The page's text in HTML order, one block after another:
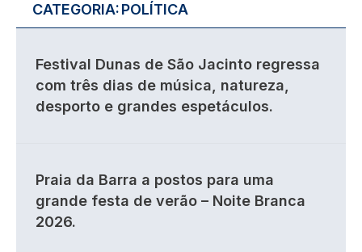
CATEGORIA:POLÍTICA
Festival Dunas de São Jacinto regressa
com três dias de música, natureza,
desporto e grandes espetáculos.
Praia da Barra a postos para uma
grande festa de verão – Noite Branca
2026.